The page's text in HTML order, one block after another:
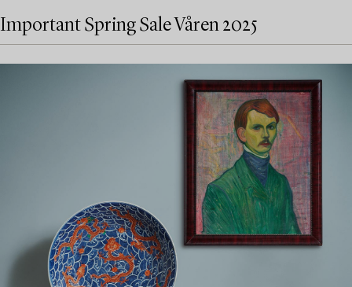
Important Spring Sale Våren 2025